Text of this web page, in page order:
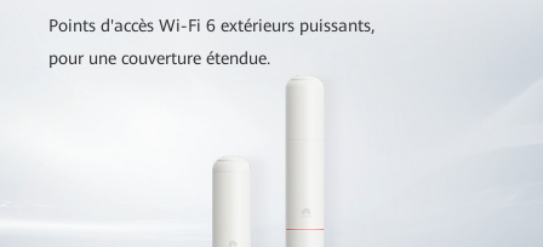
Points d'accès Wi-Fi 6 extérieurs puissants,
pour une couverture étendue.